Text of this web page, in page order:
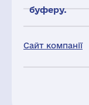
Сайт компанії
буферу.